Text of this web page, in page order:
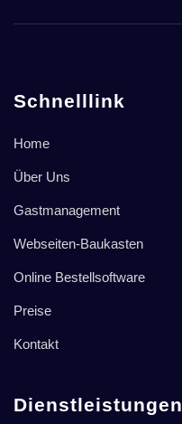
Schnelllink
Home
Über Uns
Gastmanagement
Webseiten-Baukasten
Online Bestellsoftware
Preise
Kontakt
Dienstleistungen